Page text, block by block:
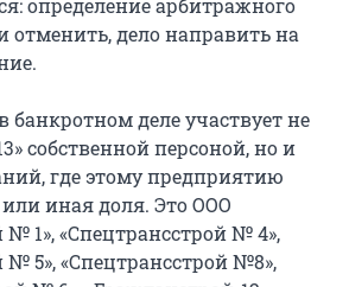
определение арбитражного
отменить, дело направить на
банкротном деле участвует не
собственной персоной, но и
где этому предприятию
иная доля. Это ООО
№ 1», «Спецтрансстрой № 4»,
№ 5», «Спецтрансстрой №8»,